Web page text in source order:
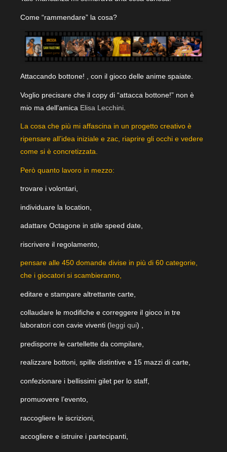
Come “rammendare” la cosa?
Attaccando bottone! , con il gioco delle anime spaiate.
Voglio precisare che il copy di “attacca bottone!” non è
mio ma dell’amica Elisa Lecchini
La cosa che più mi affascina in un progetto creativo è
ripensare all’idea iniziale e zac, riaprire gli occhi e vedere
come si è concretizzata.
Però quanto lavoro in mezzo:
trovare i volontari,
individuare la location,
adattare Octagone in stile speed date,
riscrivere il regolamento,
pensare alle 450 domande divise in più di 60 categorie,
che i giocatori si scambieranno,
editare e stampare altrettante carte,
collaudare le modifiche e correggere il gioco in tre
laboratori con cavie viventi (leggi qui) ,
predisporre le cartellette da compilare,
realizzare bottoni, spille distintive e 15 mazzi di carte,
confezionare i bellissimi gilet per lo staff,
promuovere l’evento,
raccogliere le iscrizioni,
accogliere e istruire i partecipanti,